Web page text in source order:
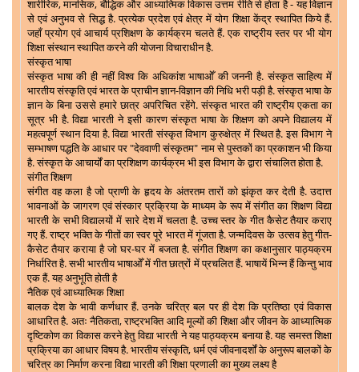
शारीरिक,मानसिक,बौद्धिक और आध्यात्मिक विकास उत्तम रीति से होता है - यह विज्ञान
से एवं अनुभव से सिद्ध है. प्रत्येक प्रदेश एवं क्षेत्र में योग शिक्षा केंद्र स्थापित किये हैं.
जहाँ प्रयोग एवं आचार्य प्रशिक्षण के कार्यक्रम चलते हैं. एक राष्ट्रीय स्तर पर भी योग
शिक्षा संस्थान स्थापित करने की योजना विचाराधीन है.
संस्कृत भाषा
संस्कृत भाषा की ही नहीं विश्व कि अधिकांश भाषाओँ की जननी है. संस्कृत साहित्य में
भारतीय संस्कृति एवं भारत के प्राचीन ज्ञान-विज्ञान की निधि भरी पड़ी है. संस्कृत भाषा के
ज्ञान के बिना उससे हमारे छात्र अपरिचित रहेंगे. संस्कृत भारत की राष्ट्रीय एकता का
सूत्र भी है. विद्या भारती ने इसी कारण संस्कृत भाषा के शिक्षण को अपने विद्यालय में
महत्वपूर्ण स्थान दिया है. विद्या भारती संस्कृत विभाग कुरुक्षेत्र में स्थित है. इस विभाग ने
सम्भाषण पद्धति के आधार पर "देववाणी संस्कृतम" नाम से पुस्तकों का प्रकाशन भी किया
है. संस्कृत के आचार्यों का प्रशिक्षण कार्यक्रम भी इस विभाग के द्वारा संचालित होता है.
संगीत शिक्षण
संगीत वह कला है जो प्राणी के हृदय के अंतरतम तारों को झंकृत कर देती है. उदात्त
भावनाओं के जागरण एवं संस्कार प्रक्रिया के माध्यम के रूप में संगीत का शिक्षण विद्या
भारती के सभी विद्यालयों में सारे देश में चलता है. उच्च स्तर के गीत कैसेट तैयार कराए
गए हैं. राष्ट्र भक्ति के गीतों का स्वर पूरे भारत में गूंजता है. जन्मदिवस के उत्सव हेतु गीत-
कैसेट तैयार कराया है जो घर-घर में बजता है. संगीत शिक्षण का कक्षानुसार पाठ्यक्रम
निर्धारित है. सभी भारतीय भाषाओँ में गीत छात्रों में प्रचलित हैं. भाषायें भिन्न हैं किन्तु भाव
एक हैं. यह अनुभूति होती है
नैतिक एवं आध्यात्मिक शिक्षा
बालक देश के भावी कर्णधार हैं. उनके चरित्र बल पर ही देश कि प्रतिष्ठा एवं विकास
आधारित है. अतः नैतिकता,राष्ट्रभक्ति आदि मूल्यों की शिक्षा और जीवन के आध्यात्मिक
दृष्टिकोण का विकास करने हेतु विद्या भारती ने यह पाठ्यक्रम बनाया है. यह समस्त शिक्षा
प्रक्रिया का आधार विषय है. भारतीय संस्कृति,धर्म एवं जीवनादर्शों के अनुरूप बालकों के
चरित्र का निर्माण करना विद्या भारती की शिक्षा प्रणाली का मुख्य लक्ष्य है